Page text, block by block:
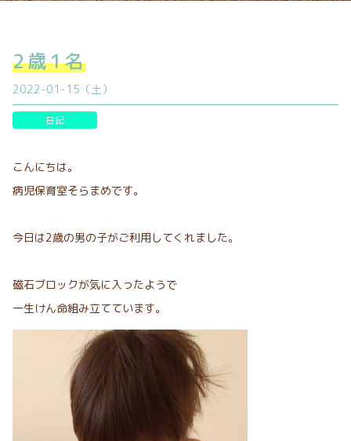
2歳1名
2022-01-15（土）
日記
こんにちは。
病児保育室そらまめです。
今日は2歳の男の子がご利用してくれました。
磁石ブロックが気に入ったようで
一生けん命組み立てています。